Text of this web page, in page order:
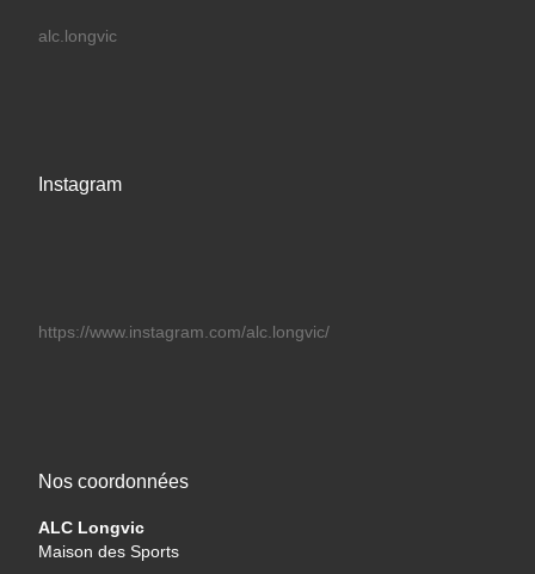
alc.longvic
Instagram
https://www.instagram.com/alc.longvic/
Nos coordonnées
ALC Longvic
Maison des Sports